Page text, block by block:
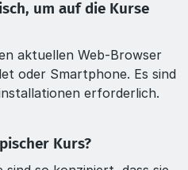
um auf die Kurse
aktuellen Web-Browser
oder Smartphone. Es sind
erforderlich.
Kurs?